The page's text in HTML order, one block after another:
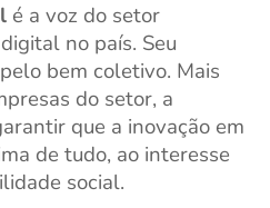
é a voz do setor
no país. Seu
bem coletivo. Mais
do setor, a
que a inovação em
de tudo, ao interesse
social.